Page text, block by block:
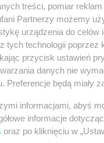
treści, pomiar
Partnerzy możemy
urządzenia do
tych technologii poprzez
przycisk ustawień
danych nie
Preferencje będą miały
informacjami, abyś
informacje
oraz po kliknięciu w